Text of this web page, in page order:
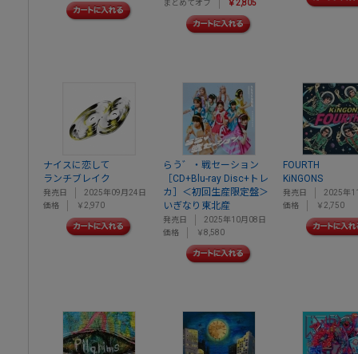
まとめてオフ ￥2,805
ナイスに恋して
ランチブレイク
発売日
2025年09月24日
価格
￥2,970
らう゛・戦セーション
［CD+Blu-ray Disc+トレ
カ］＜初回生産限定盤＞
いぎなり東北産
発売日
2025年10月08日
価格
￥8,580
FOURTH
KiNGONS
発売日
2025年
価格
￥2,750